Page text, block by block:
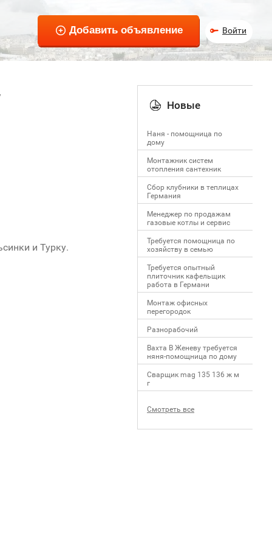
Войти
и Турку.
Новые
Наня - помощница по
дому
Монтажник систем
отопления сантехник
Сбор клубники в теплицах
Германия
Менеджер по продажам
газовые котлы и сервис
Требуется помощница по
хозяйству в семью
Требуется опытный
плиточник кафельщик
работa в Германи
Mонтаж офисных
перегородок
Разнорабочий
Вахта В Женеву требуется
няня-помощница по дому
Сварщик mag 135 136 ж м
г
Смотреть все